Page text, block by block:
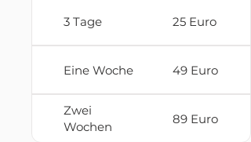
3 Tage 25 Euro
Eine Woche 49 Euro
Zwei
Wochen
89 Euro